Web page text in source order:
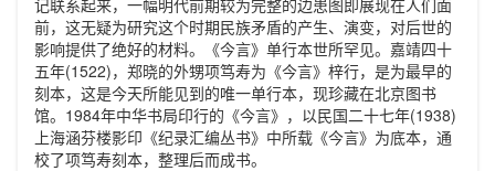
记联系起来，一幅明代前期较为完整的边患图即展现在人们面
前，这无疑为研究这个时期民族矛盾的产生、演变，对后世的
影响提供了绝好的材料。《今言》单行本世所罕见。嘉靖四十
五年(1522)，郑晓的外甥项笃寿为《今言》梓行，是为最早的
刻本，这是今天所能见到的唯一单行本，现珍藏在北京图书
馆。1984年中华书局印行的《今言》，以民国二十七年(1938)
上海涵芬楼影印《纪录汇编丛书》中所载《今言》为底本，通
校了项笃寿刻本，整理后而成书。